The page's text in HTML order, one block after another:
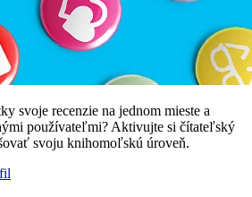
svoje recenzie na jednom mieste a
používateľmi? Aktivujte si čítateľský
svoju knihomoľskú úroveň.